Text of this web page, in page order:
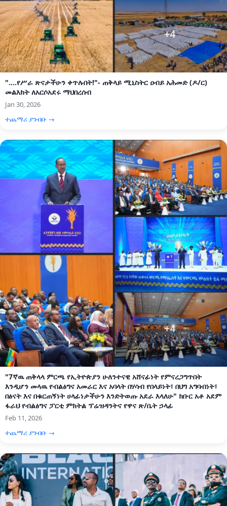
"....የሥራ ጽናታችሁን ቀጥሉበት!"- ጠቅላይ ሚኒስትር ዐብይ አሕመድ (ዶ/ር)
መልእክት ለአርሶአደሩ ማህበረሰብ
Jan 30, 2026
ተጨማሪ ያንብቡ →
"7ኛዉ ጠቅላላ ምርጫ የኢትዮጵያን ሁለንተናዊ አሸናፊነት የምናረጋግጥበት
እንዲሆን መላዉ የብልፅግና አመራር እና አባላት በሃሳብ የበላይነት፣ በህግ አግባብነት፣
በፅናት እና በቁርጠኝነት ሀላፊነታችሁን እንድትወጡ አደራ እላለሁ" ክቡር አቶ አደም
ፋራህ የብልፅግና ፓርቲ ምክትል ፕሬዝዳንትና የዋና ጽ/ቤት ኃላፊ
Feb 11, 2026
ተጨማሪ ያንብቡ →